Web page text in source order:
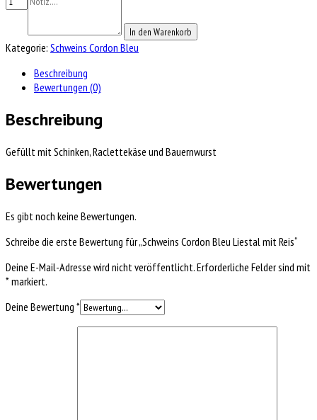
In den Warenkorb
Kategorie: Schweins Cordon Bleu
Beschreibung
Bewertungen (0)
Beschreibung
Gefüllt mit Schinken, Raclettekäse und Bauernwurst
Bewertungen
Es gibt noch keine Bewertungen.
Schreibe die erste Bewertung für „Schweins Cordon Bleu Liestal mit Reis“
Deine E-Mail-Adresse wird nicht veröffentlicht.Erforderliche Felder sind mit
*markiert.
Deine Bewertung *